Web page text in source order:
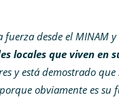
desde el MINAM y
locales que viven en
y está demostrado
obviamente es su